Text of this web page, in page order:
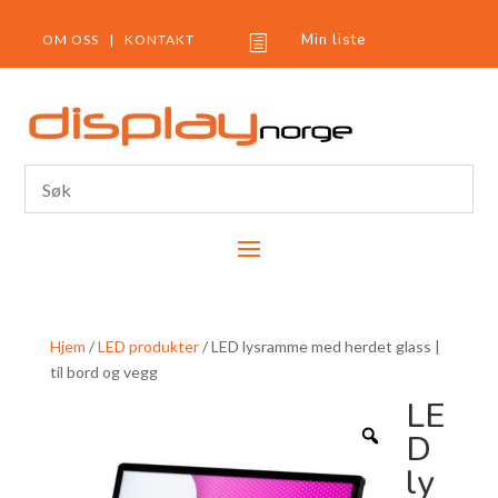
OM OSS | KONTAKT h Min liste
Hjem /LED produkter/ LED lysramme med herdet glass |
til bord og vegg
LE
D
ly